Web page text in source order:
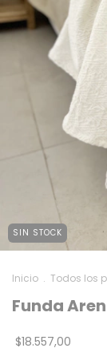
SIN STOCK
Inicio . Todos los
Funda
$18.557,00